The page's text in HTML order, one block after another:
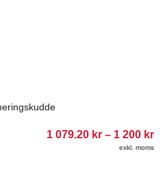
1 079.20 kr – 1 200 kr
1
exkl. moms